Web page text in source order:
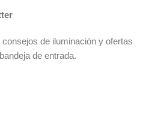
de iluminación y ofertas
de entrada.